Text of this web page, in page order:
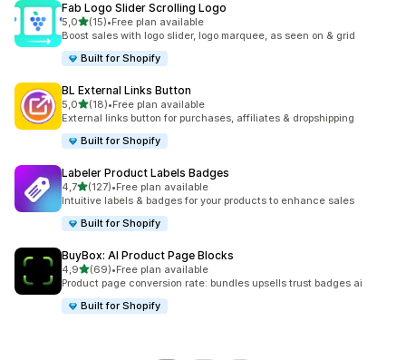
Fab Logo Slider Scrolling Logo
5,0na 5 gwiazdek
(15)
Łączna liczba recenzji: 15
•Free plan available
Boost sales with logo slider, logo marquee, as seen on & grid
Built for Shopify
BL External Links Button
5,0na 5 gwiazdek
(18)
Łączna liczba recenzji: 18
•Free plan available
External links button for purchases, affiliates & dropshipping
Built for Shopify
Labeler Product Labels Badges
4,7na 5 gwiazdek
(127)
Łączna liczba recenzji: 127
•Free plan available
Intuitive labels & badges for your products to enhance sales
Built for Shopify
BuyBox: AI Product Page Blocks
4,9na 5 gwiazdek
(69)
Łączna liczba recenzji: 69
•Free plan available
Product page conversion rate: bundles upsells trust badges ai
Built for Shopify